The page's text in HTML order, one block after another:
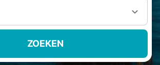
ZOEKEN